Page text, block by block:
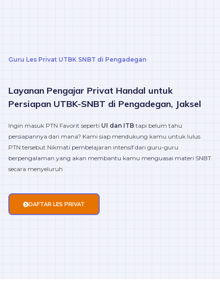
Guru Les Privat UTBK SNBT di Pengadegan
Layanan Pengajar Privat Handal untuk
Persiapan UTBK-SNBT di Pengadegan, Jaksel
Ingin masuk PTN Favorit seperti UI dan ITB tapi belum tahu
persiapannya dari mana? Kami siap mendukung kamu untuk lulus
PTN tersebut Nikmati pembelajaran intensif dari guru-guru
berpengalaman yang akan membantu kamu menguasai materi SNBT
secara menyeluruh
DAFTAR LES PRIVAT